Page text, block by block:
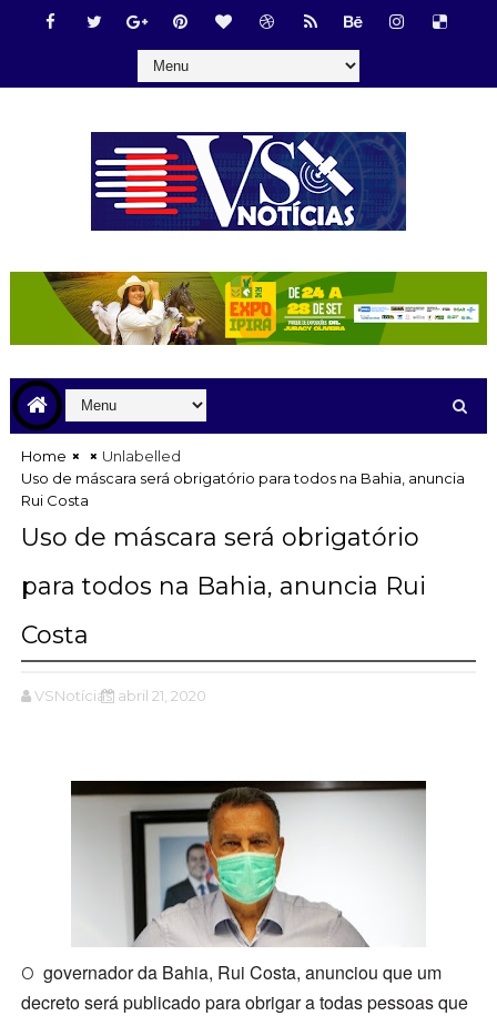
Home
Unlabelled
Uso de máscara será obrigatório para todos na Bahia, anuncia
Rui Costa
Uso de máscara será obrigatório
para todos na Bahia, anuncia Rui
Costa
VSNotícias abril 21, 2020
O governador da Bahia, Rui Costa, anunciou que um
decreto será publicado para obrigar a todas pessoas que